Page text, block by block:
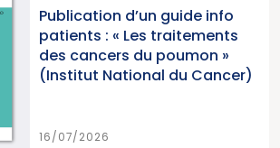
Publication d’un guide info
patients : « Les traitements
des cancers du poumon »
(Institut National du Cancer)
16/07/2026